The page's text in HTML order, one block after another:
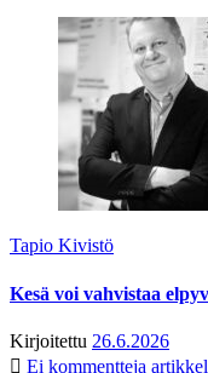
Tapio Kivistö
Kesä voi vahvistaa
Kirjoitettu 26.6.2026
Ei kommentteja